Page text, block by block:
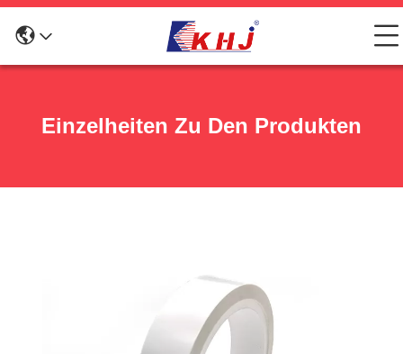
Einzelheiten Zu Den Produkten